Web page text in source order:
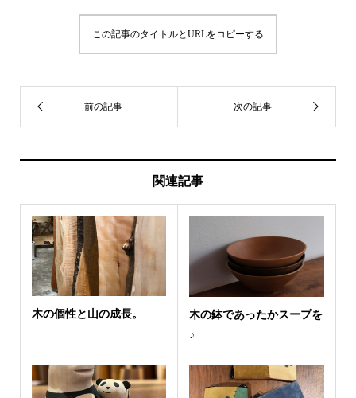
この記事のタイトルとURLをコピーする
関連記事
木の個性と山の成長。
木の鉢であったかスープを
♪